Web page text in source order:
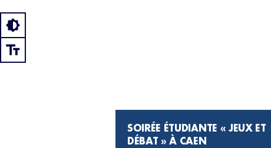
SOIRÉE ÉTUDIANTE « JEUX ET
DÉBAT » À CAEN